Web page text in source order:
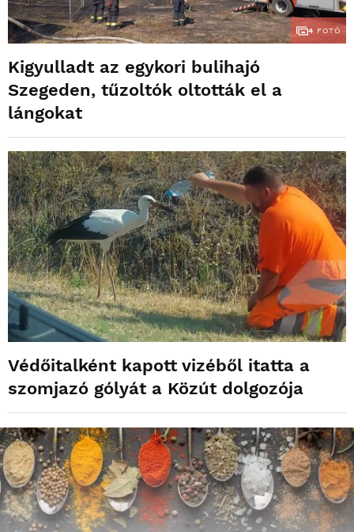
4 FOTÓ
Kigyulladt az egykori bulihajó
Szegeden, tűzoltók oltották el a
lángokat
Védőitalként kapott vizéből itatta a
szomjazó gólyát a Közút dolgozója